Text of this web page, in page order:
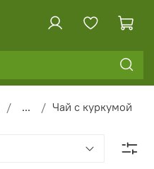
... Чай с куркумой